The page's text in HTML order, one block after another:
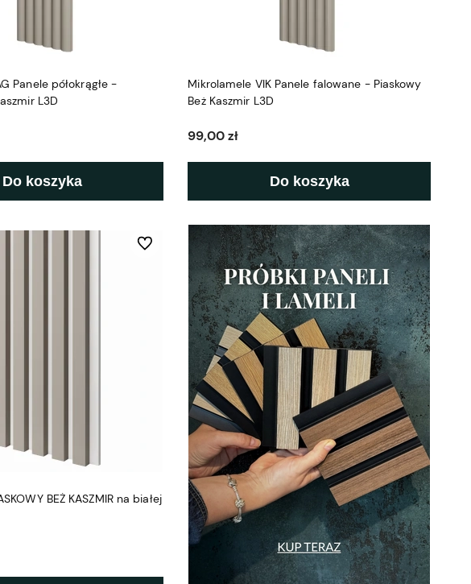
Panele półokrągłe -
L3D
Do koszyka
Mikrolamele VIK Panele falowane - Piaskowy
Beż Kaszmir L3D
99,00 zł
Do koszyka
BEŻ KASZMIR na białej
Do ulubionych